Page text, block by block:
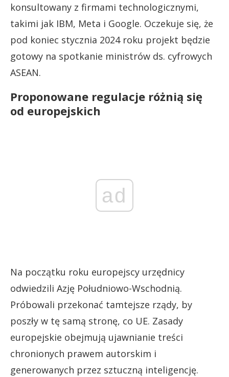
konsultowany z firmami technologicznymi,
takimi jak IBM, Meta i Google. Oczekuje się, że
pod koniec stycznia 2024 roku projekt będzie
gotowy na spotkanie ministrów ds. cyfrowych
ASEAN.
Proponowane regulacje różnią się
od europejskich
ad
Na początku roku europejscy urzędnicy
odwiedzili Azję Południowo-Wschodnią.
Próbowali przekonać tamtejsze rządy, by
poszły w tę samą stronę, co UE. Zasady
europejskie obejmują ujawnianie treści
chronionych prawem autorskim i
generowanych przez sztuczną inteligencję.